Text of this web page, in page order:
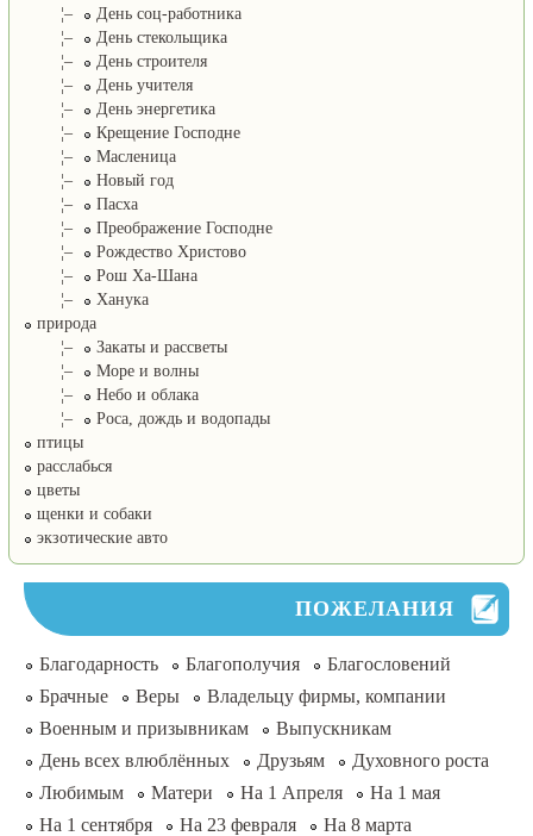
¦–
День соц-работника
¦–
День стекольщика
¦–
День строителя
¦–
День учителя
¦–
День энергетика
¦–
Крещение Господне
¦–
Масленица
¦–
Новый год
¦–
Пасха
¦–
Преображение Господне
¦–
Рождество Христово
¦–
Рош Ха-Шана
¦–
Ханука
природа
¦–
Закаты и рассветы
¦–
Море и волны
¦–
Небо и облака
¦–
Роса, дождь и водопады
птицы
расслабься
цветы
щенки и собаки
экзотические авто
ПОЖЕЛАНИЯ
Благодарность Благополучия
Благословений
Брачные
Веры
Владельцу фирмы, компании
Военным и призывникам
Выпускникам
День всех влюблённых
Друзьям
Духовного роста
Любимым
Матери На 1 Апреля
На 1 мая
На 1 сентября
На 23 февраля
На 8 марта